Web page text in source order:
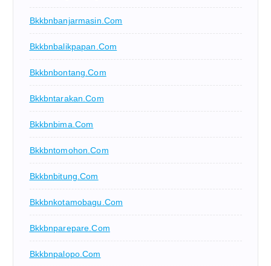
Bkkbnbanjarmasin.com
Bkkbnbalikpapan.com
Bkkbnbontang.com
Bkkbntarakan.com
Bkkbnbima.com
Bkkbntomohon.com
Bkkbnbitung.com
Bkkbnkotamobagu.com
Bkkbnparepare.com
Bkkbnpalopo.com